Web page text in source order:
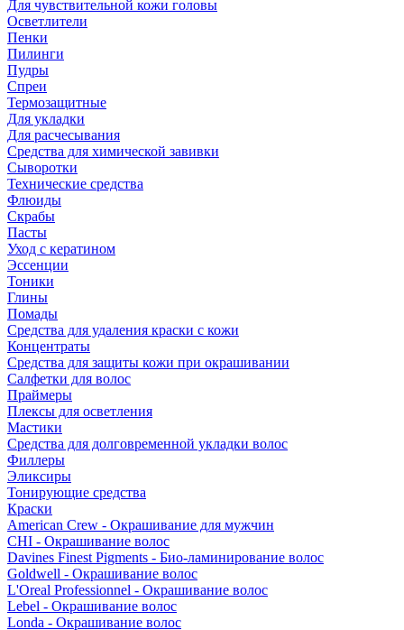
Для чувствительной кожи головы
Осветлители
Пенки
Пилинги
Пудры
Спреи
Термозащитные
Для укладки
Для расчесывания
Средства для химической завивки
Сыворотки
Технические средства
Флюиды
Скрабы
Пасты
Уход с кератином
Эссенции
Тоники
Глины
Помады
Средства для удаления краски с кожи
Концентраты
Средства для защиты кожи при окрашивании
Салфетки для волос
Праймеры
Плексы для осветления
Мастики
Средства для долговременной укладки волос
Филлеры
Эликсиры
Тонирующие средства
Краски
American Crew - Окрашивание для мужчин
CHI - Окрашивание волос
Davines Finest Pigments - Био-ламинирование волос
Goldwell - Окрашивание волос
L'Oreal Professionnel - Окрашивание волос
Lebel - Окрашивание волос
Londa - Окрашивание волос